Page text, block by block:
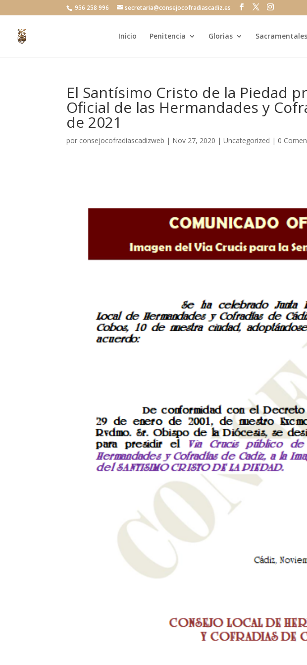
956 258 996 secretaria@consejocofradiascadiz.es
Inicio Penitencia Glorias Sacramentales
El Santísimo Cristo de la Piedad
Oficial de las Hermandades y
de 2021
por consejocofradiascadizweb | Nov 27, 2020 |Uncategorized | 0